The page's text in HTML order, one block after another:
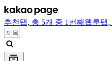
추천 탭, 총 5개 중 1번째 웹툰탭,